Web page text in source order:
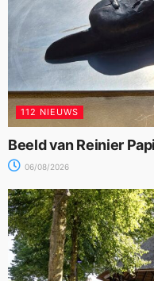
112 NIEUWS
Beeld van Reinier
06/08/2026